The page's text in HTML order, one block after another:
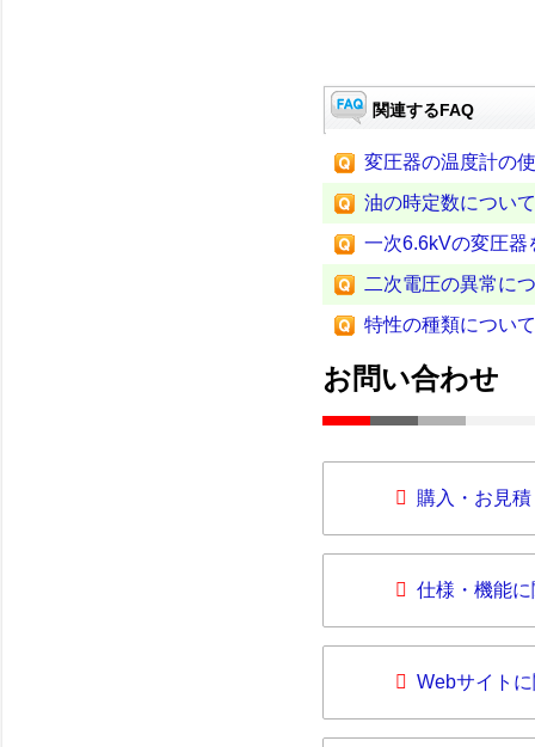
関連するFAQ
変圧器の温度計の
油の時定数について
一次6.6kVの変圧器
二次電圧の異常に
特性の種類について
お問い合わせ
購入・お見
仕様・機能
Webサイト